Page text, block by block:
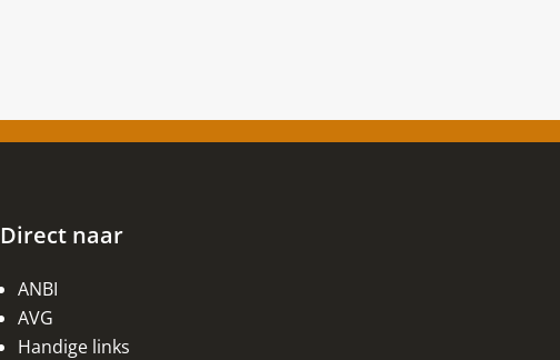
Direct naar
ANBI
AVG
Handige links